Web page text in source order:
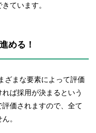
ています。
める！
ざまな要素によって評価
ば採用が決まるという
価されますので、全て
。